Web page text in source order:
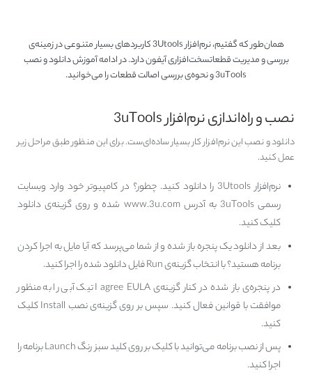
همان‌طور که گفتیم، نرم‌افزار 3Utools کاربردهای بسیار متنوعی در زمینه‌ی
بررسی و مدیریت قطعاتسخت‌افزاری آیفون دارد. در ادامه آموزش دانلود و نصب
3uTools و نحوه‌ی بررسی اصالت قطعات را می‌خوانید.
نصب و راه‌اندازی نرم‌افزار 3uTools
دانلود و نصب این نرم‌افزار کار بسیار ساده‌ای‌ست. برای این منظور طبق مراحل زیر
عمل کنید.
نرم‌افزار 3Utools را دانلود کنید. چطور؟ در کامپیوتر خود وارد وبسایت
رسمی 3uTools به آدرس www.3u.com شده و روی گزینه‌ی دانلود
کلیک کنید.
بعد از دانلود یک پنجره باز شده و از شما می‌پرسد که آیا مایل به اجرا کردن
برنامه هستید؟ با انتخاب گزینه‌ی Run فایل دانلود شده را اجرا کنید.
در پنجره‌ی باز شده در کنار گزینه‌ی I agree EULA تیک آبی را به منظور
موافقت با قوانین فعال کنید. سپس بر روی گزینه‌ی نصب Install کلیک
کنید.
پس از نصب برنامه می‌توانید با کلیک بر روی کلید سبز رنگ Launch برنامه را
اجرا کنید.